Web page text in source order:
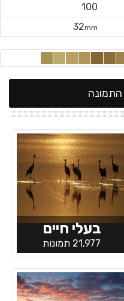
100
32mm
בעלי חיים
21,977 תמונות